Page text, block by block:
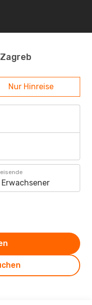
Nur Hinreise
Erwachsener